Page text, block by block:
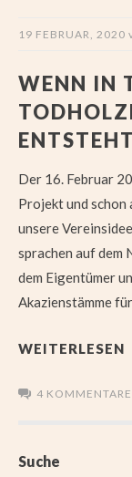
19 FEBRUAR, 2020
WENN IN
ENTSTEHT
Der 16. Februar
Projekt und schon
unsere
sprachen auf dem
dem Eigentümer
Akazienstämme
WEITERLESEN
4 KOMMENTARE
Suche